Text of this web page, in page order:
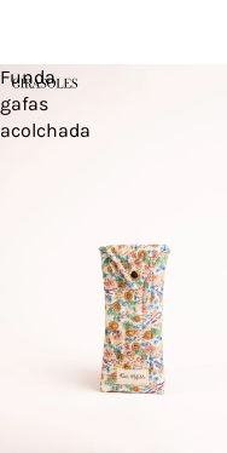
Funda
gafas
acolchada